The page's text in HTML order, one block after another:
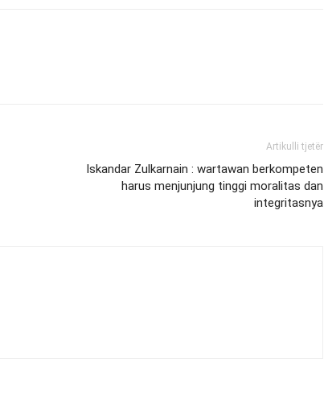
Artikulli tjetër
Iskandar Zulkarnain : wartawan berkompeten
harus menjunjung tinggi moralitas dan
integritasnya